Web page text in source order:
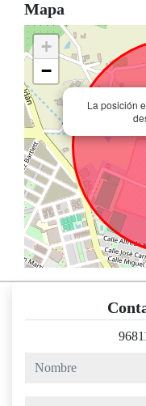
Mapa
La posición
+
−
nombre